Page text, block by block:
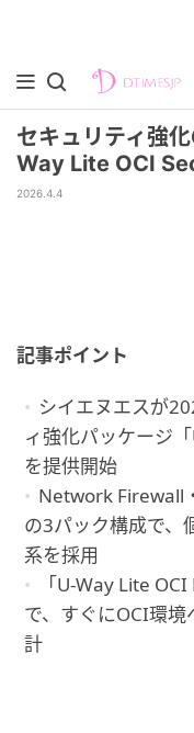
セキュリティ強
Way Lite OCI
2026.4.4
記事ポイント
シイエヌエスが
ィ強化パッケージ
を提供開始
Network Firewall
の3パック構成で、
系を採用
「U-Way Lite
で、すぐにOCI環
計